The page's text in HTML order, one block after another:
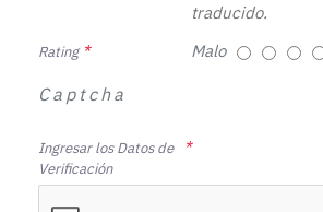
traducido.
Rating Malo
Captcha
Ingresar los Datos de
Verificación